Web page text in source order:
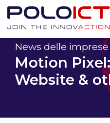
Skip
contentNews delle imprese
Motion
Website &